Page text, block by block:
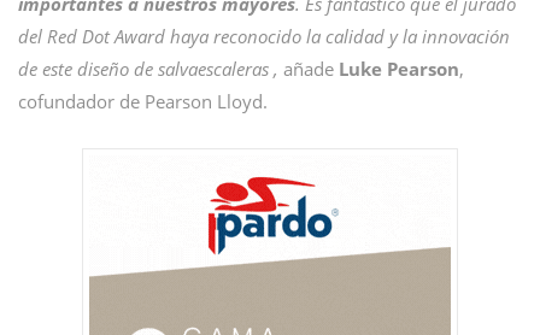
del Red Dot Award haya reconocido la calidad y la innovación
de este diseño de salvaescaleras , añade Luke Pearson,
cofundador de Pearson Lloyd.